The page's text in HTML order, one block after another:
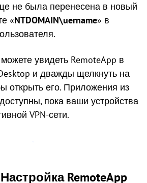
не была перенесена в новый
«NTDOMAIN\uername» в
увидеть RemoteApp в
и дважды щелкнуть на
открыть его. Приложения из
пока ваши устройства
VPN-сети.
RemoteApp